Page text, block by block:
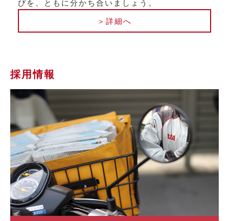
びを、ともに分かち合いましょう。
＞詳細へ
採用情報